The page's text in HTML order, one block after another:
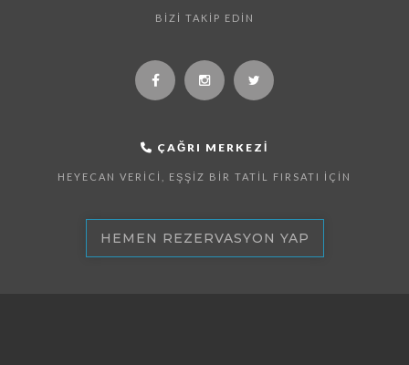
BIZI TAKIP EDIN
ÇAĞRI MERKEZI
HEYECAN VERICI, EŞŞIZ BIR TATIL FIRSATI İÇIN
HEMEN REZERVASYON YAP